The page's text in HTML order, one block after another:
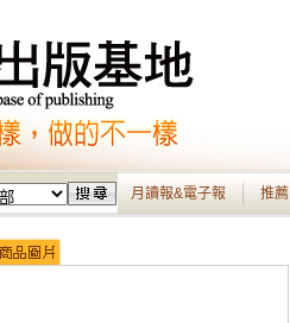
月讀報&電子報 推